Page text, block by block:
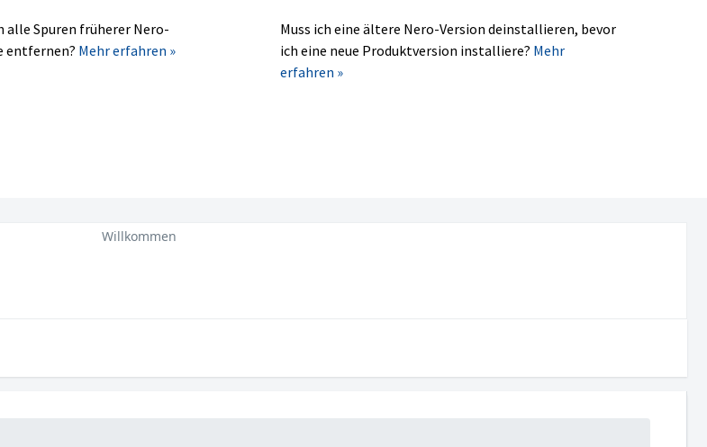
alle Spuren früherer Nero-
entfernen? Mehr erfahren »
Muss ich eine ältere Nero-Version deinstallieren, bevor
ich eine neue Produktversion installiere? Mehr
erfahren »
Willkommen